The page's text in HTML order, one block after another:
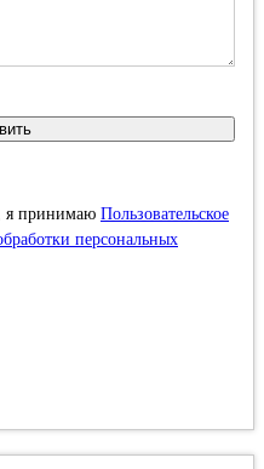
я принимаю Пользовательское
персональных